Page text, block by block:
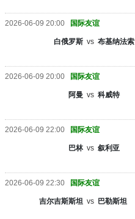
2026-06-09 20:00 国际友谊
白俄罗斯 vs 布基纳法索
2026-06-09 20:00 国际友谊
阿曼 vs 科威特
2026-06-09 22:00 国际友谊
巴林 vs 叙利亚
2026-06-09 22:30 国际友谊
吉尔吉斯斯坦 vs 巴勒斯坦